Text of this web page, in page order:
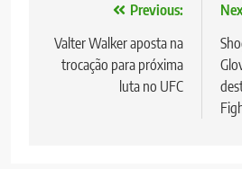
Navegação
de
Post
Previous:
Valter Walker aposta na
trocação para próxima
luta no UFC